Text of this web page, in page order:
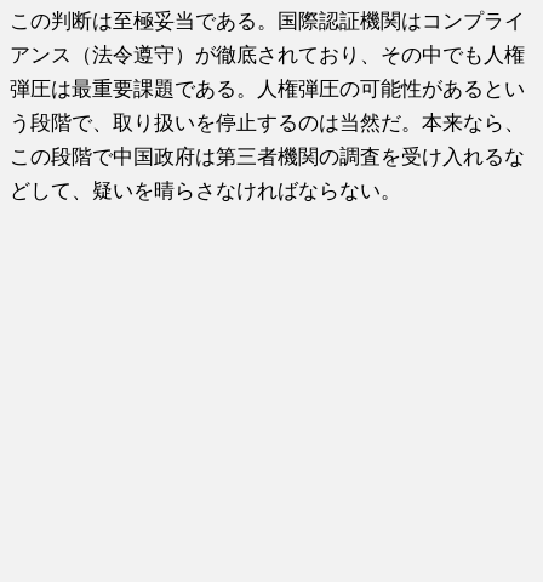
この判断は至極妥当である。国際認証機関はコンプライ
アンス（法令遵守）が徹底されており、その中でも人権
弾圧は最重要課題である。人権弾圧の可能性があるとい
う段階で、取り扱いを停止するのは当然だ。本来なら、
この段階で中国政府は第三者機関の調査を受け入れるな
どして、疑いを晴らさなければならない。